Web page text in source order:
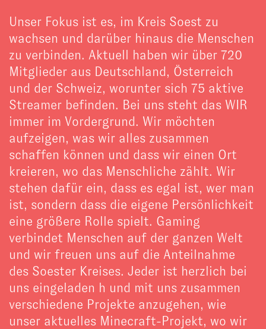
Unser Fokus ist es, im Kreis Soest zu
wachsen und darüber hinaus die Menschen
zu verbinden. Aktuell haben wir über 720
Mitglieder aus Deutschland, Österreich
und der Schweiz, worunter sich 75 aktive
Streamer befinden. Bei uns steht das WIR
immer im Vordergrund. Wir möchten
aufzeigen, was wir alles zusammen
schaffen können und dass wir einen Ort
kreieren, wo das Menschliche zählt. Wir
stehen dafür ein, dass es egal ist, wer man
ist, sondern dass die eigene Persönlichkeit
eine größere Rolle spielt. Gaming
verbindet Menschen auf der ganzen Welt
und wir freuen uns auf die Anteilnahme
des Soester Kreises. Jeder ist herzlich bei
uns eingeladen h und mit uns zusammen
verschiedene Projekte anzugehen, wie
unser aktuelles Minecraft-Projekt, wo wir